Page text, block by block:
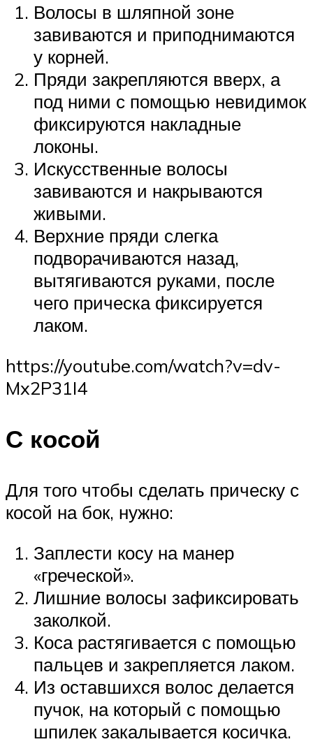
Волосы в шляпной зоне
завиваются и приподнимаются
у корней.
Пряди закрепляются вверх, а
под ними с помощью невидимок
фиксируются накладные
локоны.
Искусственные волосы
завиваются и накрываются
живыми.
Верхние пряди слегка
подворачиваются назад,
вытягиваются руками, после
чего прическа фиксируется
лаком.
https://youtube.com/watch?v=dv-
Mx2P31I4
С косой
Для того чтобы сделать прическу с
косой на бок, нужно:
Заплести косу на манер
«греческой».
Лишние волосы зафиксировать
заколкой.
Коса растягивается с помощью
пальцев и закрепляется лаком.
Из оставшихся волос делается
пучок, на который с помощью
шпилек закалывается косичка.